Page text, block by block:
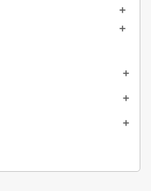
add
add
add
add
add